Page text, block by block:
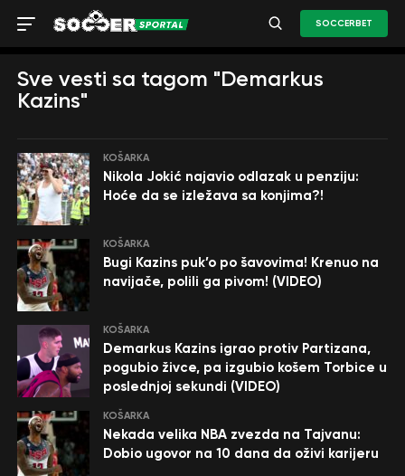
SOCCERBET
Sve vesti sa tagom "Demarkus
Kazins"
KOŠARKA
Nikola Jokić najavio odlazak u penziju:
Hoće da se izležava sa konjima?!
KOŠARKA
Bugi Kazins puk’o po šavovima! Krenuo na
navijače, polili ga pivom! (VIDEO)
KOŠARKA
Demarkus Kazins igrao protiv Partizana,
pogubio živce, pa izgubio košem Torbice u
poslednjoj sekundi (VIDEO)
KOŠARKA
Nekada velika NBA zvezda na Tajvanu:
Dobio ugovor na 10 dana da oživi karijeru